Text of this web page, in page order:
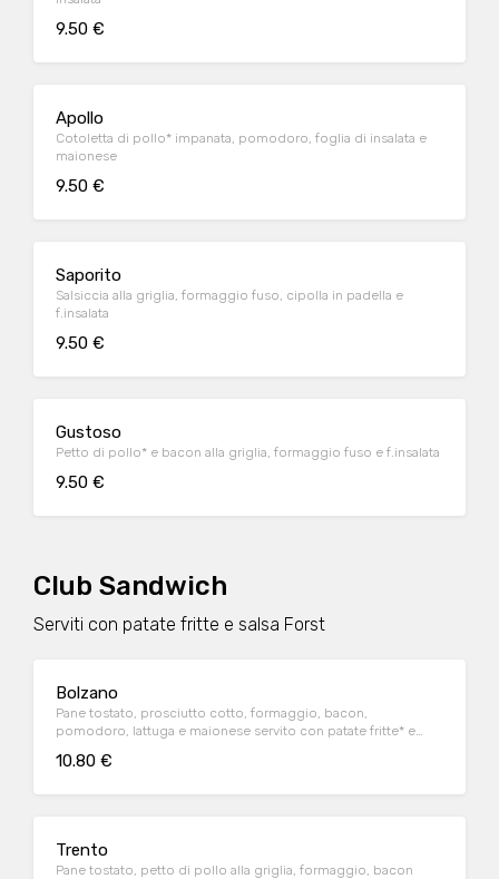
9.50 €
Apollo
Cotoletta di pollo* impanata, pomodoro, foglia di insalata e
maionese
9.50 €
Saporito
Salsiccia alla griglia, formaggio fuso, cipolla in padella e
f.insalata
9.50 €
Gustoso
Petto di pollo* e bacon alla griglia, formaggio fuso e f.insalata
9.50 €
Club Sandwich
Serviti con patate fritte e salsa Forst
Bolzano
Pane tostato, prosciutto cotto, formaggio, bacon,
pomodoro, lattuga e maionese servito con patate fritte* e
10.80 €
Trento
Pane tostato, petto di pollo alla griglia, formaggio, bacon